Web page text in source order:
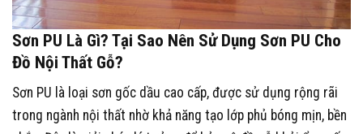
Sơn PU Là Gì? Tại Sao Nên Sử Dụng Sơn PU Cho
Đồ Nội Thất Gỗ?
Sơn PU là loại sơn gốc dầu cao cấp, được sử dụng rộng rãi
trong ngành nội thất nhờ khả năng tạo lớp phủ bóng mịn, bền